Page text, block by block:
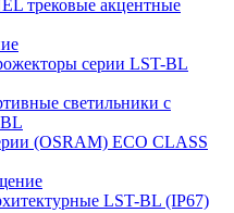
трековые акцентные
серии LST-BL
светильники с
(OSRAM) ECO CLASS
LST-BL (IP67)